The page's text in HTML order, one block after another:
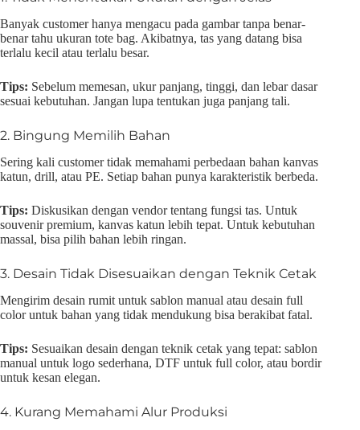
Banyak customer hanya mengacu pada gambar tanpa benar-
benar tahu ukuran tote bag. Akibatnya, tas yang datang bisa
terlalu kecil atau terlalu besar.
Tips: Sebelum memesan, ukur panjang, tinggi, dan lebar dasar
sesuai kebutuhan. Jangan lupa tentukan juga panjang tali.
2. Bingung Memilih Bahan
Sering kali customer tidak memahami perbedaan bahan kanvas
katun, drill, atau PE. Setiap bahan punya karakteristik berbeda.
Tips: Diskusikan dengan vendor tentang fungsi tas. Untuk
souvenir premium, kanvas katun lebih tepat. Untuk kebutuhan
massal, bisa pilih bahan lebih ringan.
3. Desain Tidak Disesuaikan dengan Teknik Cetak
Mengirim desain rumit untuk sablon manual atau desain full
color untuk bahan yang tidak mendukung bisa berakibat fatal.
Tips: Sesuaikan desain dengan teknik cetak yang tepat: sablon
manual untuk logo sederhana, DTF untuk full color, atau bordir
untuk kesan elegan.
4. Kurang Memahami Alur Produksi